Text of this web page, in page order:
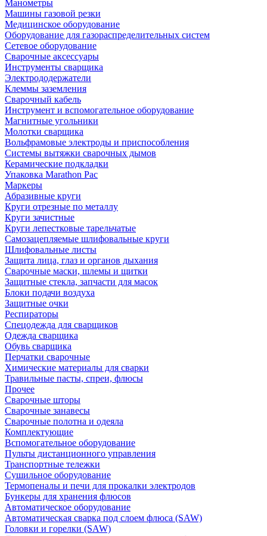
Манометры
Машины газовой резки
Медицинское оборудование
Оборудование для газораспределительных систем
Сетевое оборудование
Сварочные аксессуары
Инструменты сварщика
Электрододержатели
Клеммы заземления
Сварочный кабель
Инструмент и вспомогательное оборудование
Магнитные угольники
Молотки сварщика
Вольфрамовые электроды и приспособления
Системы вытяжки сварочных дымов
Керамические подкладки
Упаковка Marathon Pac
Маркеры
Абразивные круги
Круги отрезные по металлу
Круги зачистные
Круги лепестковые тарельчатые
Самозацепляемые шлифовальные круги
Шлифовальные листы
Защита лица, глаз и органов дыхания
Сварочные маски, шлемы и щитки
Защитные стекла, запчасти для масок
Блоки подачи воздуха
Защитные очки
Респираторы
Спецодежда для сварщиков
Одежда сварщика
Обувь сварщика
Перчатки сварочные
Химические материалы для сварки
Травильные пасты, спреи, флюсы
Прочее
Сварочные шторы
Сварочные занавесы
Сварочные полотна и одеяла
Комплектующие
Вспомогательное оборудование
Пульты дистанционного управления
Транспортные тележки
Сушильное оборудование
Термопеналы и печи для прокалки электродов
Бункеры для хранения флюсов
Автоматическое оборудование
Автоматическая сварка под слоем флюса (SAW)
Головки и горелки (SAW)